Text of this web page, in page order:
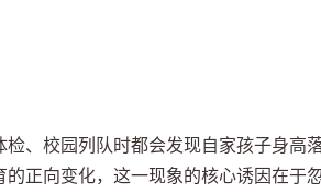
检、校园列队时都会发现自家孩子身高
的正向变化，这一现象的核心诱因在于